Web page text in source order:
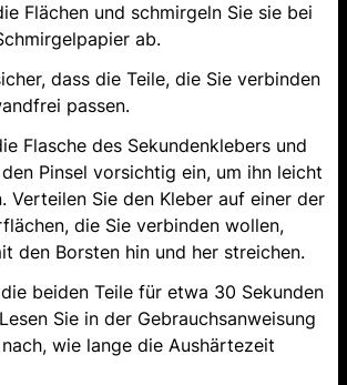
Flächen und schmirgeln Sie sie bei
ab.
dass die Teile, die Sie verbinden
passen.
Flasche des Sekundenklebers und
Pinsel vorsichtig ein, um ihn leicht
Verteilen Sie den Kleber auf einer der
die Sie verbinden wollen,
den Borsten hin und her streichen.
beiden Teile für etwa 30 Sekunden
Sie in der Gebrauchsanweisung
wie lange die Aushärtezeit